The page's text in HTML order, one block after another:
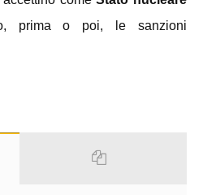
prima o poi, le sanzioni